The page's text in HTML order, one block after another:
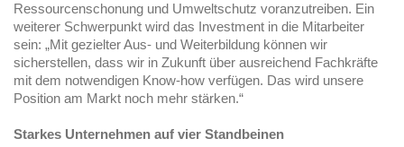
Ressourcenschonung und Umweltschutz voranzutreiben. Ein
weiterer Schwerpunkt wird das Investment in die Mitarbeiter
sein: „Mit gezielter Aus- und Weiterbildung können wir
sicherstellen, dass wir in Zukunft über ausreichend Fachkräfte
mit dem notwendigen Know-how verfügen. Das wird unsere
Position am Markt noch mehr stärken.“
Starkes Unternehmen auf vier Standbeinen